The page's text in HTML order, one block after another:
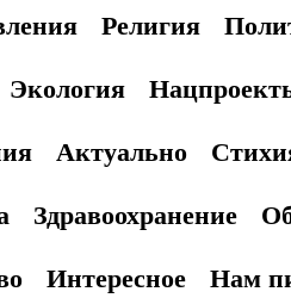
Религия
Экология
Актуально
Здравоохранение
Интересное
Нам